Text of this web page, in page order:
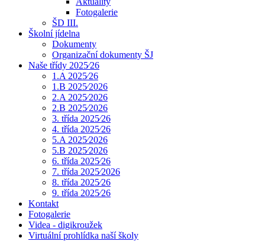
Fotogalerie
ŠD III.
Školní jídelna
Dokumenty
Organizační dokumenty ŠJ
Naše třídy 2025⁄26
1.A 2025⁄26
1.B 2025⁄2026
2.A 2025⁄2026
2.B 2025⁄2026
3. třída 2025⁄26
4. třída 2025⁄26
5.A 2025⁄2026
5.B 2025⁄2026
6. třída 2025⁄26
7. třída 2025⁄2026
8. třída 2025⁄26
9. třída 2025⁄26
Kontakt
Fotogalerie
Videa - digikroužek
Virtuální prohlídka naší školy